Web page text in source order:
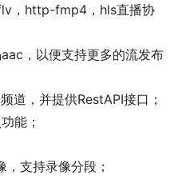
，http-fmp4，hls直播协
，以便支持更多的流发布
道，并提供RestAPI接口；
能；
支持录像分段；